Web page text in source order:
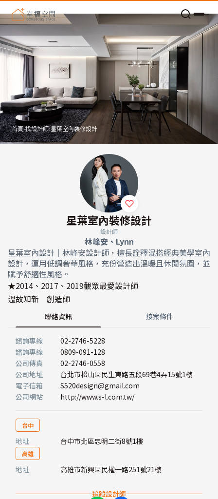
首頁›找設計師›星葉室內裝修設計
星葉室內裝修設計
設計師
林峰安、Lynn
星葉室內設計｜林峰安設計師，擅長詮釋混搭經典美學室內
設計，運用低調奢華風格，充份營造出溫暖且休閒氛圍，並
賦予舒適性風格。
★2014、2017、2019觀眾最愛設計師
溫故知新 創造師
聯絡資訊 接案條件
諮詢專線
02-2746-5228
諮詢專線
0809-091-128
公司傳真
02-2746-0558
公司地址
台北市松山區民生東路五段69巷4弄15號1樓
電子信箱
S520design@gmail.com
公司網站
http://www.s-l.com.tw/
台中
地址 台中市北區忠明二街8號1樓
高雄
地址 高雄市新興區民權一路251號21樓
追蹤設計師